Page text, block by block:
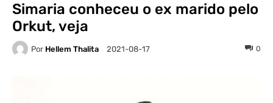
Simaria conheceu o ex marido pelo
Orkut, veja
Por Hellem Thalita 2021-08-17 0